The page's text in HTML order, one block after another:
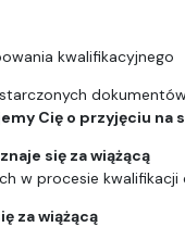
kwalifikacyjnego
Cię o przyjęciu na
się za wiążącą
w procesie kwalifikacji
za wiążącą